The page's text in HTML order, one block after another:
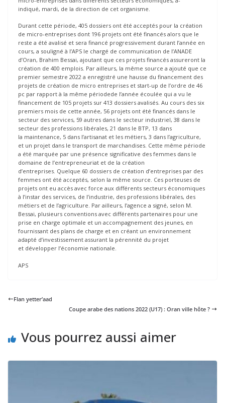
indiqué, mardi, de la direction de cet organisme.
Durant cette période, 405 dossiers ont été acceptés pour la création
de micro-entreprises dont 196 projets ont été financés alors que le
reste a été avalisé et sera financé progressivement durant l’année en
cours, a souligné à l’APS le chargé de communication de l’ANADE
d’Oran, Brahim Bessai, ajoutant que ces projets financés assureront la
création de 400 emplois. Par ailleurs, la même source a ajouté que ce
premier semestre 2022 a enregistré une hausse du financement des
projets de création de micro entreprises et start-up de l’ordre de 46
pc par rapport à la même périodede l’année écoulée qui a vu le
financement de 105 projets sur 413 dossiers avalisés. Au cours des six
premiers mois de cette année, 56 projets ont été financés dans le
secteur des services, 59 autres dans le secteur industriel, 38 dans le
secteur des professions libérales, 21 dans le BTP, 13 dans
la maintenance, 5 dans l’artisanat et les métiers, 3 dans l’agriculture,
et un projet dans le transport de marchandises. Cette même période
a été marquée par une présence significative des femmes dans le
domaine de l’entrepreneuriat et de la création
d’entreprises. Quelque 60 dossiers de création d’entreprises par des
femmes ont été acceptés, selon la même source. Ces porteuses de
projets ont eu accès avec force aux différents secteurs économiques
à l’instar des services, de l’industrie, des professions libérales, des
métiers et de l’agriculture. Par ailleurs, l’agence a signé, selon M.
Bessai, plusieurs conventions avec différents partenaires pour une
prise en charge optimale et un accompagnement des jeunes, en
fournissant des plans de charge et en créant un environnement
adapté d’investissement assurant la pérennité du projet
et développer l’économie nationale.
APS
Flan yetter’aad
Coupe arabe des nations 2022 (U17) : Oran ville hôte ?
Vous pourrez aussi aimer